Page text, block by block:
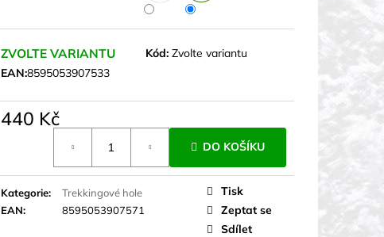
ZVOLTE VARIANTU Kód: Zvolte variantu
EAN:8595053907533
440 Kč
DO KOŠÍKU
Kategorie:
Trekkingové hole
EAN: 8595053907571
Tisk
Zeptat se
Sdílet